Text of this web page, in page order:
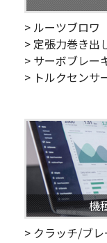
> ルーツブロワ
> 定張力巻き出
> サーボブレー
> トルクセンサ
機
> クラッチ/ブレ